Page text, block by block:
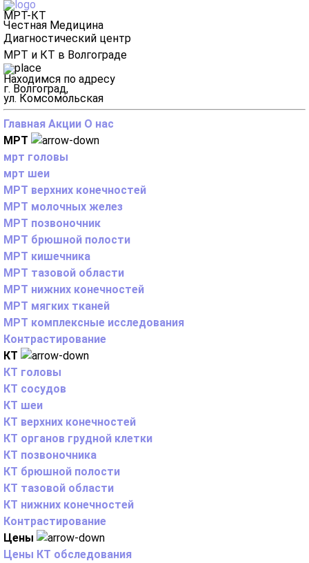
МРТ-КТ
Честная Медицина
Диагностический центр
МРТ и КТ в Волгограде
Находимся по адресу
г. Волгоград,
ул. Комсомольская
Главная Акции О нас
МРТ
мрт головы
мрт шеи
МРТ верхних конечностей
МРТ молочных желез
МРТ позвоночник
МРТ брюшной полости
МРТ кишечника
МРТ тазовой области
МРТ нижних конечностей
МРТ мягких тканей
МРТ комплексные исследования
Контрастирование
КТ
КТ головы
КТ сосудов
КТ шеи
КТ верхних конечностей
КТ органов грудной клетки
КТ позвоночника
КТ брюшной полости
КТ тазовой области
КТ нижних конечностей
Контрастирование
Цены
Цены КТ обследования